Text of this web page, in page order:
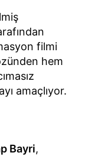
filmi
hem
amaçlıyor.
Bayri,